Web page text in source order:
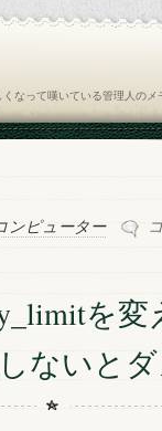
なって嘆いている管理人のメ
ンピューター
変
え
た
ら
を
ないと